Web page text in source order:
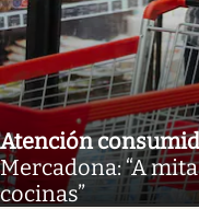
Atención
Mercadona: “A
cocinas”